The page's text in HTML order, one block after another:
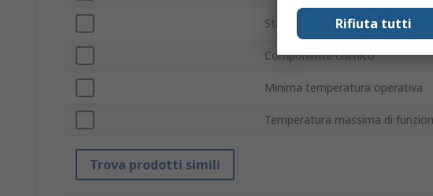
Standard/Approvazioni
Componente chimico
Minima temperatura operativa
Temperatura massima di
Trova prodotti simili
Rifiuta tutti